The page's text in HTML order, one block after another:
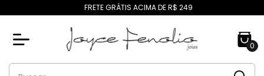
FRETE GRÁTIS ACIMA DE R$ 249
0